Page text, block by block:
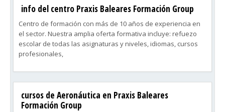
info del centro Praxis Baleares Formación Group
Centro de formación con más de 10 años de experiencia en
el sector. Nuestra amplia oferta formativa incluye: refuezo
escolar de todas las asignaturas y niveles, idiomas, cursos
profesionales,
cursos de Aeronáutica en Praxis Baleares
Formación Group